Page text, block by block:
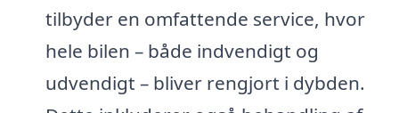
tilbyder en omfattende service, hvor
hele bilen – både indvendigt og
udvendigt – bliver rengjort i dybden.